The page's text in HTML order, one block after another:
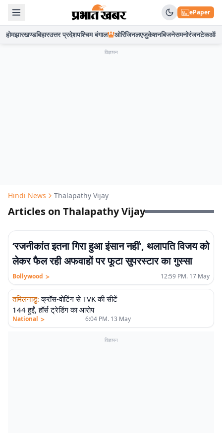
ePaper
होमझारखण्डबिहारउत्तर प्रदेशपश्चिम बंगाल ओरिजिनलएजुकेशनबिजनेसमनोरंजनटेकऑटो
विज्ञापन
Hindi News Thalapathy Vijay
Articles on Thalapathy Vijay
‘रजनीकांत इतना गिरा हुआ इंसान नहीं’, थलापति विजय को
लेकर फैल रही अफवाहों पर फूटा सुपरस्टार का गुस्सा
Bollywood > 12:59 PM. 17 May
तमिलनाडु: क्रॉस-वोटिंग से TVK की सीटें
144 हुईं, हॉर्स ट्रेडिंग का आरोप
National > 6:04 PM. 13 May
विज्ञापन